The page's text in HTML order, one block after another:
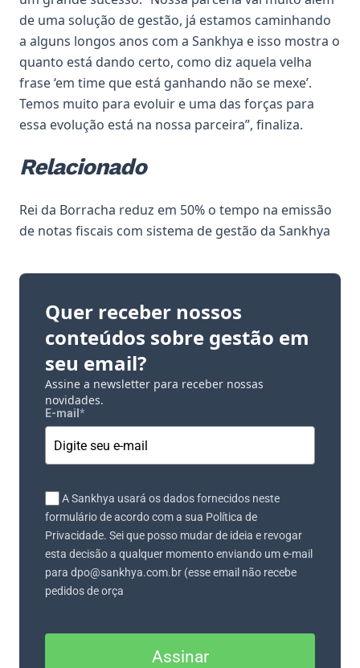
de uma solução de gestão, já estamos caminhando
a alguns longos anos com a Sankhya e isso mostra o
quanto está dando certo, como diz aquela velha
frase ‘em time que está ganhando não se mexe’.
Temos muito para evoluir e uma das forças para
essa evolução está na nossa parceira”, finaliza.
Relacionado
Rei da Borracha reduz em 50% o tempo na emissão
de notas fiscais com sistema de gestão da Sankhya
Quer receber nossos
conteúdos sobre gestão em
seu email?
Assine a newsletter para receber nossas
novidades.
E-mail *
A Sankhya usará os dados fornecidos neste
formulário de acordo com a sua Política de
Privacidade. Sei que posso mudar de ideia e revogar
esta decisão a qualquer momento enviando um e-mail
para dpo@sankhya.com.br (esse email não recebe
pedidos de orça
Assinar